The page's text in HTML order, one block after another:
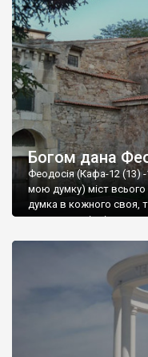
Богом дана
Феодосія (Кафа-12 (13) -
мою думку) міст
думка в кожного своя,
запрошую відвідати це